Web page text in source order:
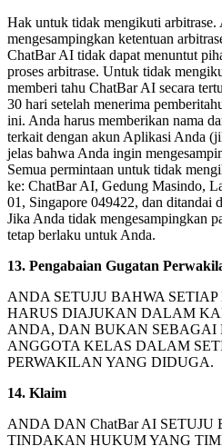
Hak untuk tidak mengikuti
mengesampingkan ketentuan
ChatBar AI tidak dapat menuntut
proses arbitrase. Untuk tidak
memberi tahu ChatBar AI secara
30 hari setelah menerima
ini. Anda harus memberikan nama
terkait dengan akun Aplikasi Anda
jelas bahwa Anda ingin
Semua permintaan untuk tidak
ke: ChatBar AI, Gedung Masindo,
01, Singapore 049422, dan ditandai
Jika Anda tidak mengesampingkan
tetap berlaku untuk Anda.
13. Pengabaian Gugatan
ANDA SETUJU BAHWA
HARUS DIAJUKAN DALAM
ANDA, DAN BUKAN SEBAGAI
ANGGOTA KELAS DALAM
PERWAKILAN YANG DIDUGA.
14. Klaim
ANDA DAN ChatBar AI SETUJU
TINDAKAN HUKUM YANG